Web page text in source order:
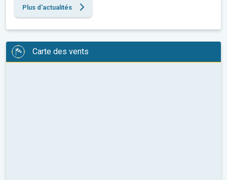
Plus d'actualités
Carte des vents